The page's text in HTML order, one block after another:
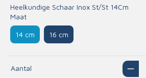
Heelkundige Schaar Inox St/St 14Cm
Maat
14 cm 16 cm
Aantal